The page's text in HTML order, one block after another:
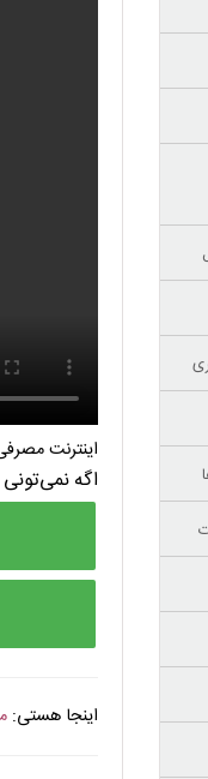
اینترنت
اگه
اینجا هستی: